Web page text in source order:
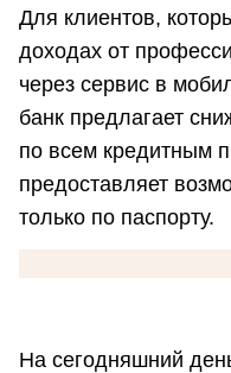
Для клиентов,
доходах от
через сервис в
банк предлагает
по всем кредитным
предоставляет
только по паспорту.
На сегодняшний